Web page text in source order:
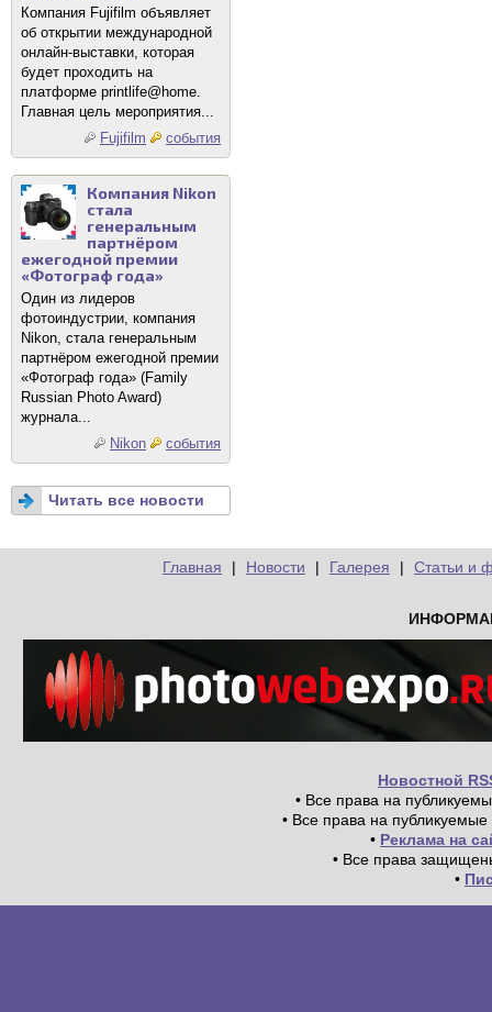
Компания Fujifilm объявляет
об открытии международной
онлайн-выставки, которая
будет проходить на
платформе printlife@home.
Главная цель мероприятия...
Fujifilm
события
Компания Nikon
стала
генеральным
партнёром
ежегодной премии
«Фотограф года»
Один из лидеров
фотоиндустрии, компания
Nikon, стала генеральным
партнёром ежегодной премии
«Фотограф года» (Family
Russian Photo Award)
журнала...
Nikon
события
Читать все новости
Главная | Новости | Галерея | Статьи и
Новостной
• Все права на
• Все права на
• Реклама на
• Все права
•